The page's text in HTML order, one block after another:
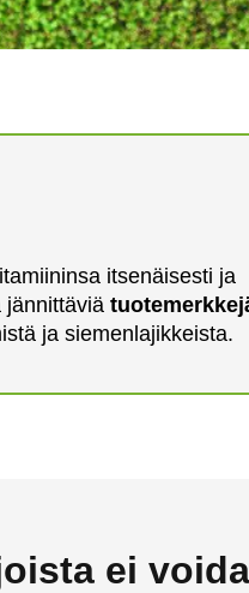
itsenäisesti ja
jännittäviä
ja siemenlajikkeista.
ei